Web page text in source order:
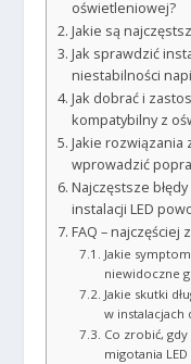
oświetleniowej?
Jakie są
Jak sprawdzić
niestabilności
Jak dobrać i
kompatybilny z
Jakie rozwiązania
wprowadzić
Najczęstsze
instalacji LED
FAQ – najczęściej
Jakie
niewidoczne
Jakie skutki
w instalacjach
Co zrobić,
migotania LED